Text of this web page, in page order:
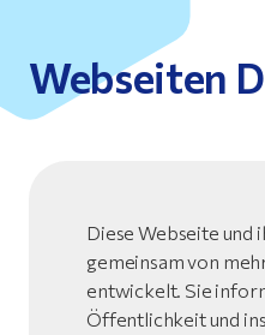
Webseiten
Diese Webseite und
gemeinsam von
entwickelt. Sie
Öffentlichkeit und